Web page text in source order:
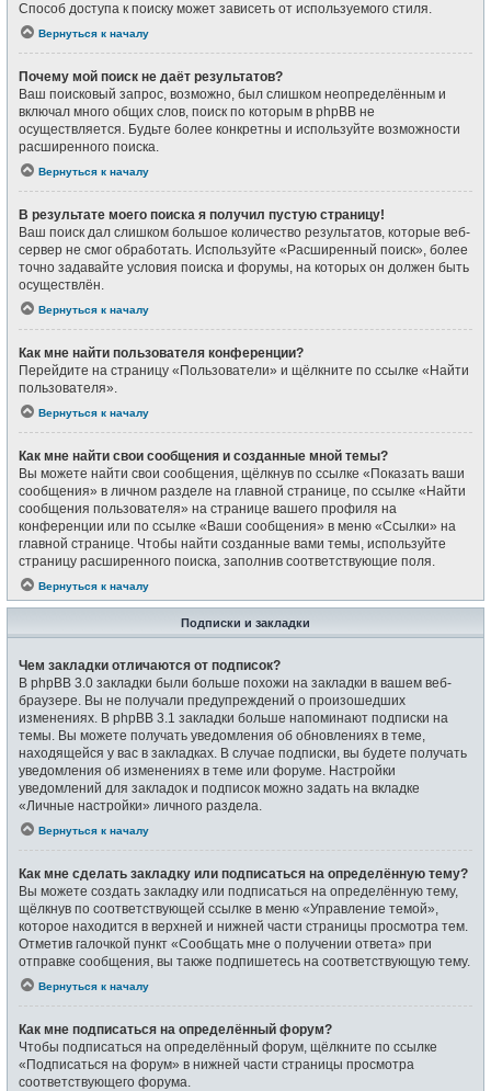
Способ доступа к поиску может зависеть от используемого стиля.
Вернуться к началу
Почему мой поиск не даёт результатов?
Ваш поисковый запрос, возможно, был слишком неопределённым и
включал много общих слов, поиск по которым в phpBB не
осуществляется. Будьте более конкретны и используйте возможности
расширенного поиска.
Вернуться к началу
В результате моего поиска я получил пустую страницу!
Ваш поиск дал слишком большое количество результатов, которые веб-
сервер не смог обработать. Используйте «Расширенный поиск», более
точно задавайте условия поиска и форумы, на которых он должен быть
осуществлён.
Вернуться к началу
Как мне найти пользователя конференции?
Перейдите на страницу «Пользователи» и щёлкните по ссылке «Найти
пользователя».
Вернуться к началу
Как мне найти свои сообщения и созданные мной темы?
Вы можете найти свои сообщения, щёлкнув по ссылке «Показать ваши
сообщения» в личном разделе на главной странице, по ссылке «Найти
сообщения пользователя» на странице вашего профиля на
конференции или по ссылке «Ваши сообщения» в меню «Ссылки» на
главной странице. Чтобы найти созданные вами темы, используйте
страницу расширенного поиска, заполнив соответствующие поля.
Вернуться к началу
Подписки и закладки
Чем закладки отличаются от подписок?
В phpBB 3.0 закладки были больше похожи на закладки в вашем веб-
браузере. Вы не получали предупреждений о произошедших
изменениях. В phpBB 3.1 закладки больше напоминают подписки на
темы. Вы можете получать уведомления об обновлениях в теме,
находящейся у вас в закладках. В случае подписки, вы будете получать
уведомления об изменениях в теме или форуме. Настройки
уведомлений для закладок и подписок можно задать на вкладке
«Личные настройки» личного раздела.
Вернуться к началу
Как мне сделать закладку или подписаться на определённую тему?
Вы можете создать закладку или подписаться на определённую тему,
щёлкнув по соответствующей ссылке в меню «Управление темой»,
которое находится в верхней и нижней части страницы просмотра тем.
Отметив галочкой пункт «Сообщать мне о получении ответа» при
отправке сообщения, вы также подпишетесь на соответствующую тему.
Вернуться к началу
Как мне подписаться на определённый форум?
Чтобы подписаться на определённый форум, щёлкните по ссылке
«Подписаться на форум» в нижней части страницы просмотра
соответствующего форума.